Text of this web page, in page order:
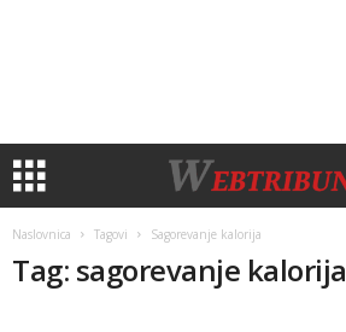
Naslovnica Tagovi Sagorevanje kalorija
Tag: sagorevanje kalorija